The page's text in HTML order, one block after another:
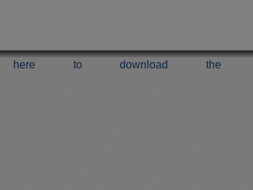
here to download the